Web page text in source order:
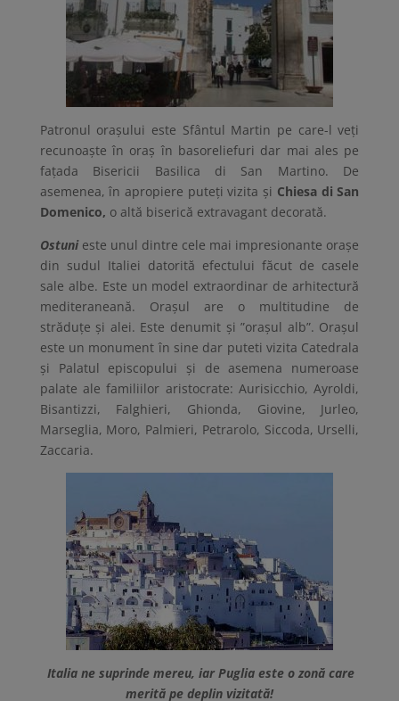
Patronul orașului este Sfântul Martin pe care-l veți
recunoaște în oraș în basoreliefuri dar mai ales pe
fațada Bisericii Basilica di San Martino. De
asemenea, în apropiere puteți vizita și Chiesa di San
Domenico, o altă biserică extravagant decorată.
Ostuni este unul dintre cele mai impresionante orașe
din sudul Italiei datorită efectului făcut de casele
sale albe. Este un model extraordinar de arhitectură
mediteraneană. Orașul are o multitudine de
străduțe și alei. Este denumit și ”orașul alb”. Orașul
este un monument în sine dar puteti vizita Catedrala
și Palatul episcopului și de asemena numeroase
palate ale familiilor aristocrate: Aurisicchio, Ayroldi,
Bisantizzi, Falghieri, Ghionda, Giovine, Jurleo,
Marseglia, Moro, Palmieri, Petrarolo, Siccoda, Urselli,
Zaccaria.
Italia ne suprinde mereu, iar Puglia este o zonă care
merită pe deplin vizitată!